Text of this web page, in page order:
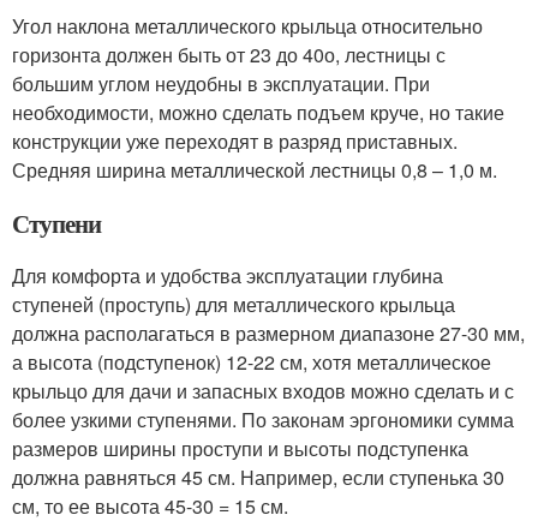
Угол наклона металлического крыльца относительно
горизонта должен быть от 23 до 40о, лестницы с
большим углом неудобны в эксплуатации. При
необходимости, можно сделать подъем круче, но такие
конструкции уже переходят в разряд приставных.
Средняя ширина металлической лестницы 0,8 – 1,0 м.
Ступени
Для комфорта и удобства эксплуатации глубина
ступеней (проступь) для металлического крыльца
должна располагаться в размерном диапазоне 27-30 мм,
а высота (подступенок) 12-22 см, хотя металлическое
крыльцо для дачи и запасных входов можно сделать и с
более узкими ступенями. По законам эргономики сумма
размеров ширины проступи и высоты подступенка
должна равняться 45 см. Например, если ступенька 30
см, то ее высота 45-30 = 15 см.